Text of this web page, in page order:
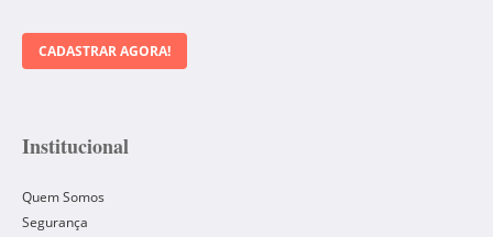
CADASTRAR AGORA!
Institucional
Quem Somos
Segurança